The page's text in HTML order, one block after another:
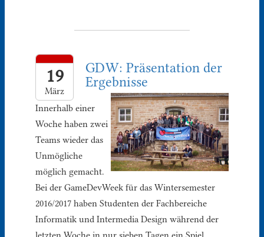
19
März
GDW: Präsentation der
Ergebnisse
Innerhalb einer
Woche haben zwei
Teams wieder das
Unmögliche
möglich gemacht.
Bei der GameDevWeek für das Wintersemester
2016/2017 haben Studenten der Fachbereiche
Informatik und Intermedia Design während der